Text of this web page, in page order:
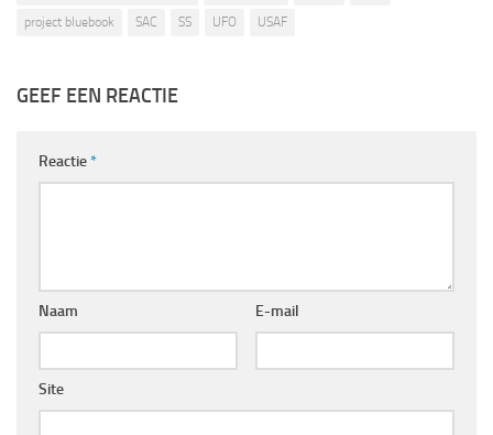
project bluebook
SAC SS UFO USAF
GEEF EEN REACTIE
Reactie*
Naam E-mail
Site